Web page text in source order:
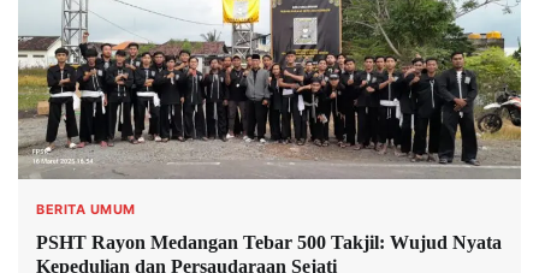
BERITA UMUM
PSHT Rayon Medangan Tebar 500 Takjil: Wujud Nyata
Kepedulian dan Persaudaraan Sejati